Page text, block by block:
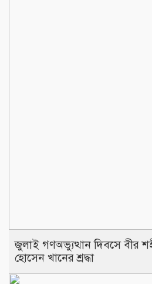
জুলাই গণঅভ্যুত্থান দিবসে বীর
হোসেন খানের শ্রদ্ধা